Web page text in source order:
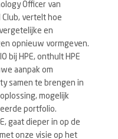
Officer van
Club, vertelt hoe
en
opnieuw vormgeven.
bij HPE, onthult HPE
aanpak om
samen te brengen in
mogelijk
portfolio.
gaat dieper in op de
onze visie op het